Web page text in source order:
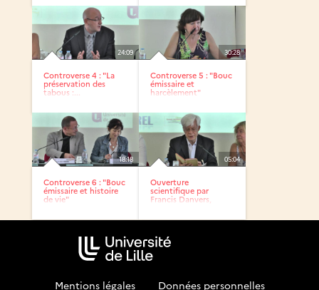
24:09
Controverse 4 : "La
préservation des
tabous :...
30:28
Controverse 5 : "Bouc
émissaire et
harcèlement"
18:18
Controverse 6 : "Bouc
émissaire et histoire
de vie"
05:04
Ouverture
scientifique par
Francis Danvers,
Mentions légales Données personnelles